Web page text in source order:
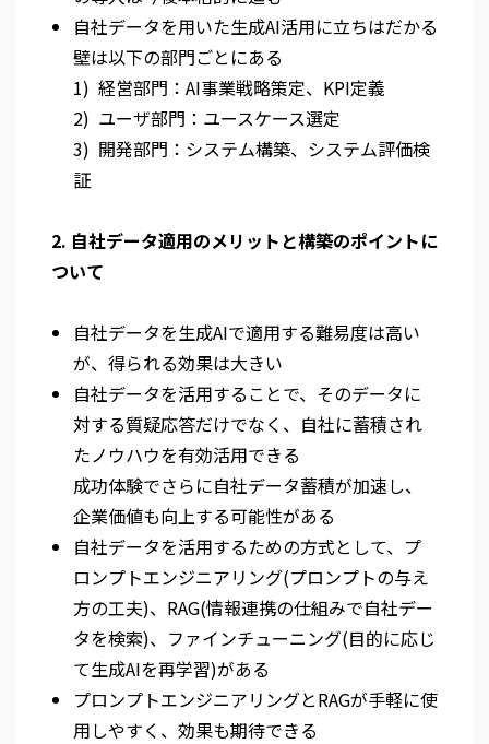
自社データを用いた生成AI活用に立ちはだかる
壁は以下の部門ごとにある
1) 経営部門：AI事業戦略策定、KPI定義
2) ユーザ部門：ユースケース選定
3) 開発部門：システム構築、システム評価検
証
2. 自社データ適用のメリットと構築のポイントに
ついて
自社データを生成AIで適用する難易度は高い
が、得られる効果は大きい
自社データを活用することで、そのデータに
対する質疑応答だけでなく、自社に蓄積され
たノウハウを有効活用できる
成功体験でさらに自社データ蓄積が加速し、
企業価値も向上する可能性がある
自社データを活用するための方式として、プ
ロンプトエンジニアリング(プロンプトの与え
方の工夫)、RAG(情報連携の仕組みで自社デー
タを検索)、ファインチューニング(目的に応じ
て生成AIを再学習)がある
プロンプトエンジニアリングとRAGが手軽に使
用しやすく、効果も期待できる